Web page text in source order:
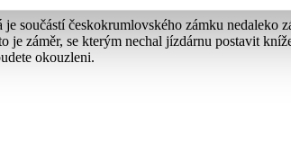
součástí českokrumlovského zámku nedaleko
je záměr, se kterým nechal jízdárnu postavit
okouzleni.